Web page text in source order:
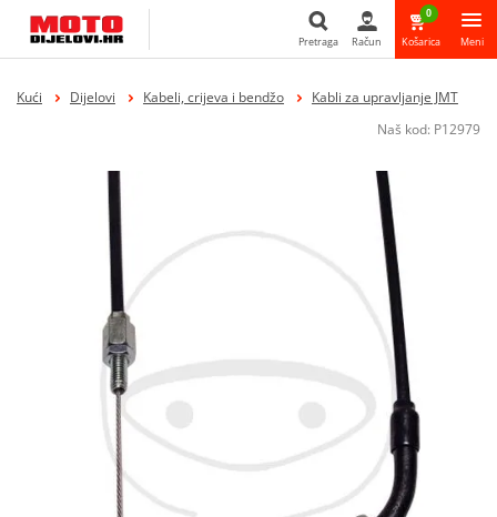
Pretraga
Pretraga Račun
0
Košarica Meni
Kući Dijelovi Kabeli, crijeva i bendžo
Kabli za upravljanje JMT
Naš kod: P12979